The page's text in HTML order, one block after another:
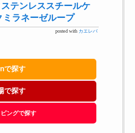
テンレススチールケ
ラネーゼループ
posted with カエレバ
で探す
で探す
ングで探す